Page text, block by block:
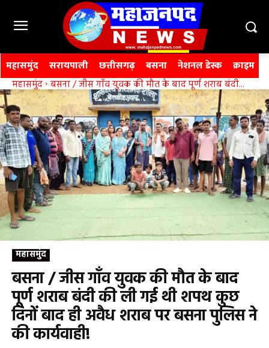
महासमुंद सरायपाली छत्तीसगढ़ बसना नेशनल डेस्क क्राइम
महासमुंद बसना / जीस गाँव युवक की मौत के बाद पूर्ण शराब बंदी...
महासमुंद
बसना / जीस गाँव युवक की मौत के बाद
पूर्ण शराब बंदी की ली गई थी शपथ कुछ
दिनों बाद ही अवैध शराब पर बसना पुलिस ने
की कार्यवाही!